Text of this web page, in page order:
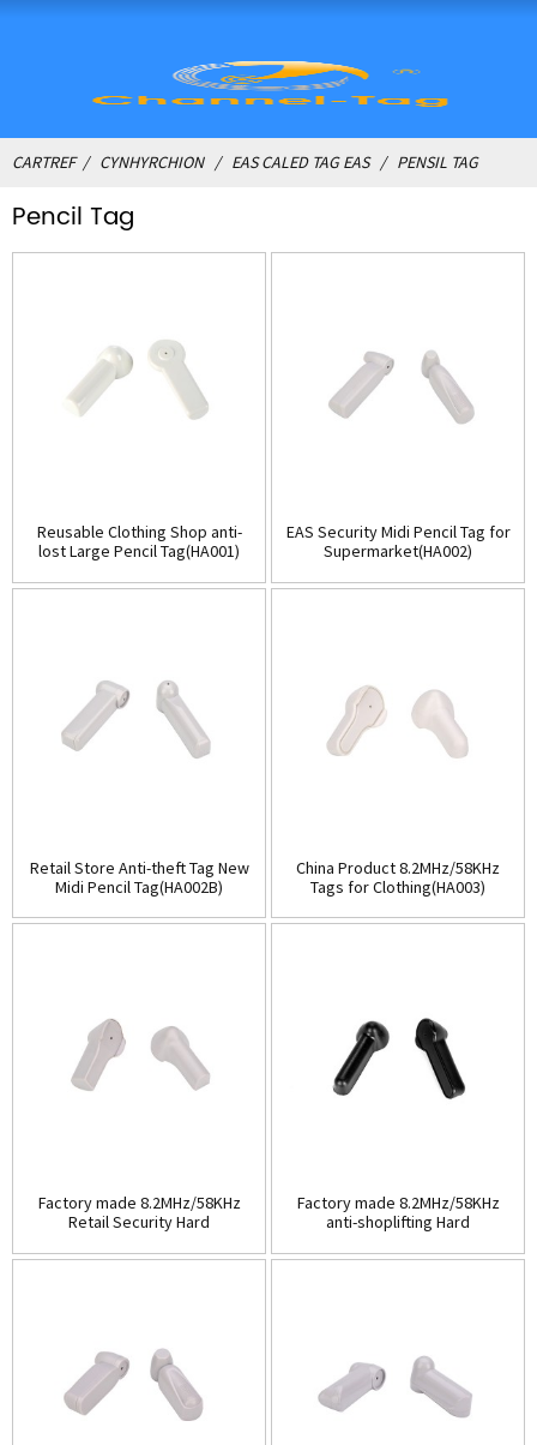
CARTREF CYNHYRCHION EAS CALED TAG EAS PENSIL TAG
Pencil Tag
Reusable Clothing Shop anti-
lost Large Pencil Tag(HA001)
EAS Security Midi Pencil Tag for
Supermarket(HA002)
Retail Store Anti-theft Tag New
Midi Pencil Tag(HA002B)
China Product 8.2MHz/58KHz
Tags for Clothing(HA003)
Factory made 8.2MHz/58KHz
Retail Security Hard
Factory made 8.2MHz/58KHz
anti-shoplifting Hard